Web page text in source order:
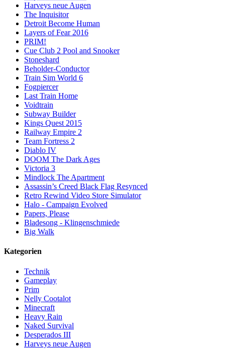
Harveys neue Augen
The Inquisitor
Detroit Become Human
Layers of Fear 2016
PRIM!
Cue Club 2 Pool and Snooker
Stoneshard
Beholder-Conductor
Train Sim World 6
Fogpiercer
Last Train Home
Voidtrain
Subway Builder
Kings Quest 2015
Railway Empire 2
Team Fortress 2
Diablo IV
DOOM The Dark Ages
Victoria 3
Mindlock The Apartment
Assassin’s Creed Black Flag Resynced
Retro Rewind Video Store Simulator
Halo - Campaign Evolved
Papers, Please
Bladesong - Klingenschmiede
Big Walk
Kategorien
Technik
Gameplay
Prim
Nelly Cootalot
Minecraft
Heavy Rain
Naked Survival
Desperados III
Harveys neue Augen